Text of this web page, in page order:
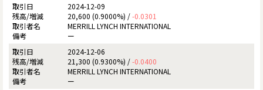
2024-12-09
20,600 (0.9000%) /-0.0301
MERRILL LYNCH INTERNATIONAL
ー
2024-12-06
21,300 (0.9300%) /-0.0400
MERRILL LYNCH INTERNATIONAL
ー